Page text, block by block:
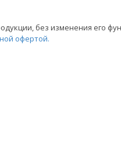
без изменения его
офертой.